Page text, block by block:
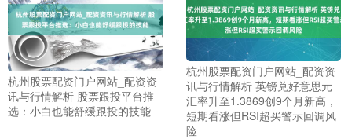
杭州股票配资门户网站_配资资
讯与行情解析 股票跟投平台推
选：小白也能舒缓跟投的技能
杭州股票配资门户网站_配资资
讯与行情解析 英镑兑好意思元
汇率升至1.3869创9个月新高，
短期看涨但RSI超买警示回调风
险